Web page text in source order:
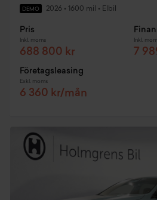
DEMO 2026 • 1600 mil • Elbil
Pris
Inkl. moms
688 800 kr
Inkl.
7
Företagsleasing
Exkl. moms
6 360 kr/mån